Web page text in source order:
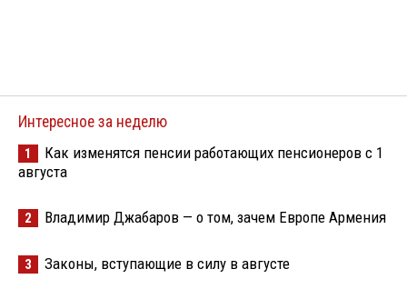
Интересное за неделю
1
Как изменятся пенсии работающих пенсионеров с 1
августа
2 Владимир Джабаров — о том, зачем Европе Армения
3 Законы, вступающие в силу в августе